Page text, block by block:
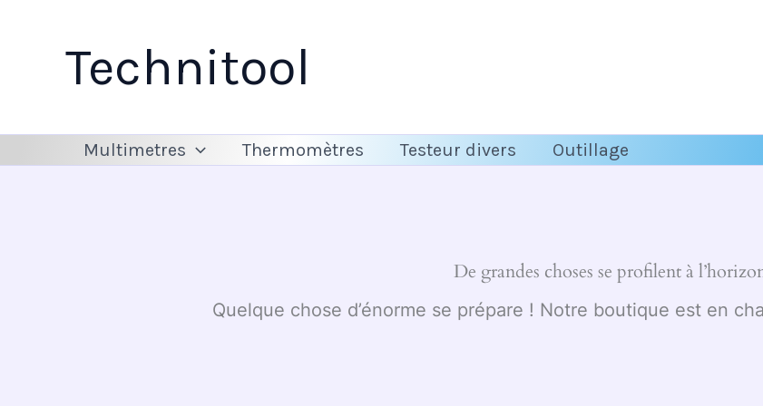
Technitool
Multimetres Thermomètres Testeur divers Outillage
De grandes choses se profilent à
Quelque chose d’énorme se prépare ! Notre boutique est en